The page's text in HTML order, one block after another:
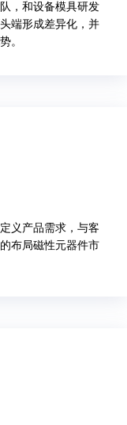
，和设备模具研发
端形成差异化，并
。
义产品需求，与客
布局磁性元器件市